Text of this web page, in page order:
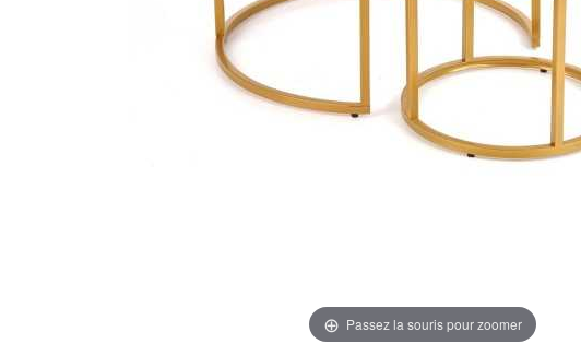
Passez la souris pour zoomer